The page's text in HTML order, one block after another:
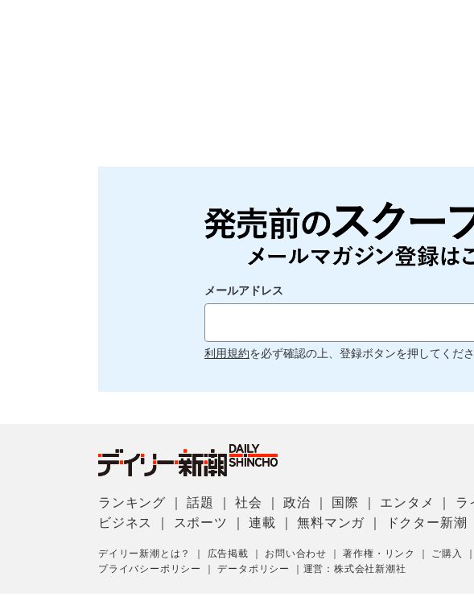
メールアドレス
利用規約を必ず確認の上、登録ボタンを押してくださ
ランキング ｜話題 ｜社会 ｜政治 国際 エンタメ
ラ
ビジネス
スポーツ ｜連載 ｜無料マンガ ドクター新潮
デイリー新潮とは？ 広告掲載 お問い合わせ ｜著作権・リンク ご購入
プライバシーポリシー
｜データポリシー 運営：株式会社新潮社